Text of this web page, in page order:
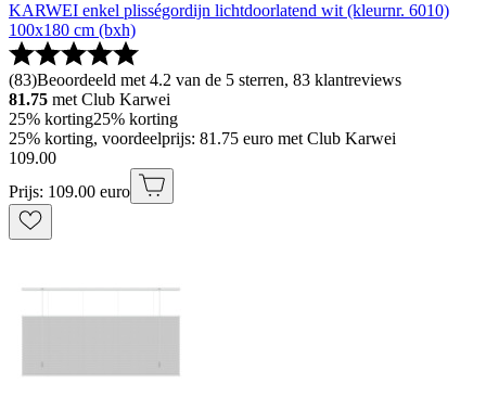
KARWEI enkel plisségordijn lichtdoorlatend wit (kleurnr. 6010)
100x180 cm (bxh)
(83)Beoordeeld met 4.2 van de 5 sterren, 83 klantreviews
81.75 met Club Karwei
25% korting25% korting
25% korting, voordeelprijs: 81.75 euro met Club Karwei
109.00
Prijs: 109.00 euro